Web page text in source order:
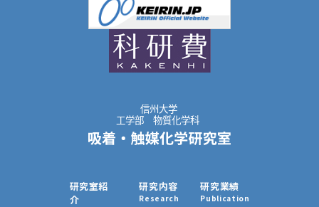
研究室紹
介
研究内容
Research
研究業績
Publication